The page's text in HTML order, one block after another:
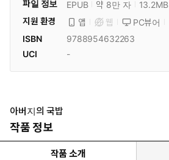
파일 정보
EPUB 약 8만 자
13.2MB
지원 환경
앱 웹 PC뷰어
ISBN
9788954632263
UCI
-
아버지의 국밥
작품 정보
작품 소개